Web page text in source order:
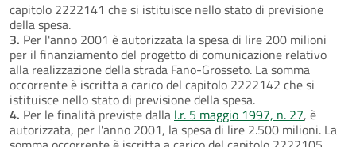
capitolo 2222141 che si istituisce nello stato di previsione
della spesa.
3. Per l'anno 2001 è autorizzata la spesa di lire 200 milioni
per il finanziamento del progetto di comunicazione relativo
alla realizzazione della strada Fano-Grosseto. La somma
occorrente è iscritta a carico del capitolo 2222142 che si
istituisce nello stato di previsione della spesa.
4. Per le finalità previste dalla l.r. 5 maggio 1997, n. 27, è
autorizzata, per l'anno 2001, la spesa di lire 2.500 milioni. La